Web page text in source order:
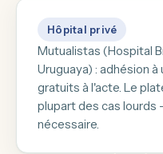
Hôpital privé
Mutualistas (Hospital
Uruguaya) : adhésion
gratuits à l'acte. Le
plupart des cas lourds
nécessaire.